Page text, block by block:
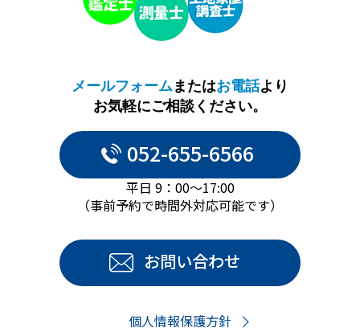
メールフォームまたはお電話より
お気軽にご相談ください。
052-655-6566
平日 9：00～17:00
（事前予約で時間外対応可能です）
お問い合わせ
個人情報保護方針